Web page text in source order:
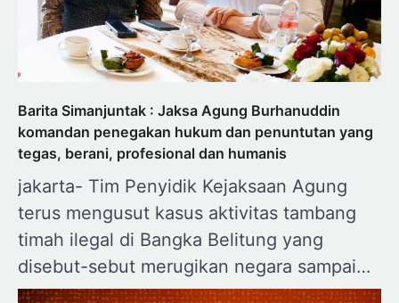
Barita Simanjuntak : Jaksa Agung Burhanuddin
komandan penegakan hukum dan penuntutan yang
tegas, berani, profesional dan humanis
jakarta- Tim Penyidik Kejaksaan Agung
terus mengusut kasus aktivitas tambang
timah ilegal di Bangka Belitung yang
disebut-sebut merugikan negara sampai…